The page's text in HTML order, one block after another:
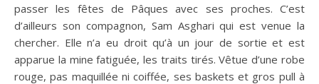
passer les fêtes de Pâques avec ses proches. C’est
d’ailleurs son compagnon, Sam Asghari qui est venue la
chercher. Elle n’a eu droit qu’à un jour de sortie et est
apparue la mine fatiguée, les traits tirés. Vêtue d’une robe
rouge, pas maquillée ni coiffée, ses baskets et gros pull à